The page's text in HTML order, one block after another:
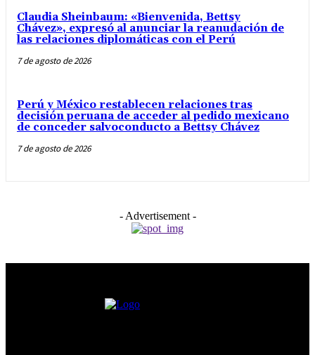
Claudia Sheinbaum: «Bienvenida, Bettsy
Chávez», expresó al anunciar la reanudación de
las relaciones diplomáticas con el Perú
7 de agosto de 2026
Perú y México restablecen relaciones tras
decisión peruana de acceder al pedido mexicano
de conceder salvoconducto a Bettsy Chávez
7 de agosto de 2026
- Advertisement -